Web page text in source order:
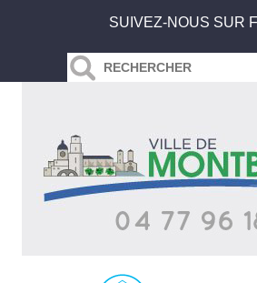
SUIVEZ-NOUS SUR